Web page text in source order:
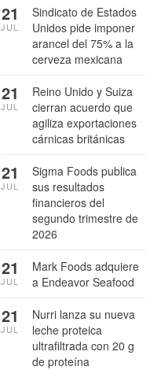
Sindicato de Estados
Unidos pide imponer
arancel del 75% a la
cerveza mexicana
21
JUL
Reino Unido y Suiza
cierran acuerdo que
agiliza exportaciones
cárnicas británicas
21
JUL
Sigma Foods publica
sus resultados
financieros del
segundo trimestre de
2026
21
JUL
Mark Foods adquiere
a Endeavor Seafood
21
JUL
Nurri lanza su nueva
leche proteica
ultrafiltrada con 20 g
de proteína
21
JUL